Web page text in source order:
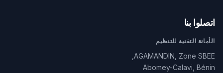
اتصلوا بنا
الأمانة التقنية للتنظيم
AGAMANDIN, Zone SBEE,
Abomey-Calavi, Bénin